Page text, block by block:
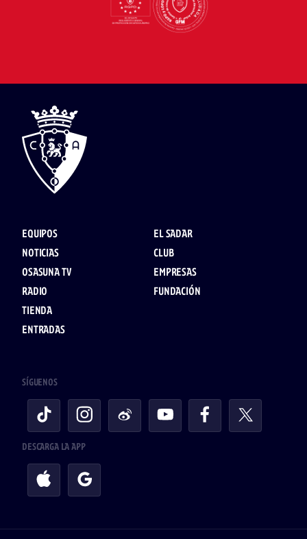
EQUIPOS
NOTICIAS
OSASUNA TV
RADIO
TIENDA
ENTRADAS
EL SADAR
CLUB
EMPRESAS
FUNDACIÓN
SÍGUENOS
DESCARGA LA APP